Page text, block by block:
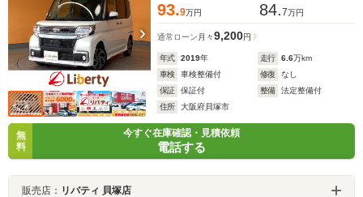
93.9万円 84.7万円
通常ローン 月々9,200円
年式 2019年 走行 6.6万km
車検
車検整備付 修復
なし
保証
保証付 整備
法定整備付
住所
大阪府貝塚市
無
料
今すぐ在庫確認・見積依頼
電話する
販売店： リバティ 貝塚店